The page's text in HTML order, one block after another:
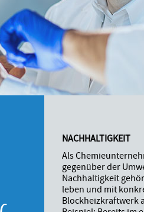
NACHHALTIGKEIT
Als
gegenüber der
Nachhaltigkeit
leben und mit
Blockheizkraftwerk